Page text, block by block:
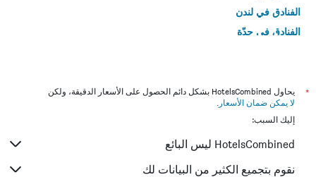
الفنادق في لندن
الفنادق في جدّة
*
يحاول HotelsCombined بشكل دائم الحصول على الأسعار الدقيقة، ولكن
لا يمكن ضمان الأسعار .
إليك السبب:
HotelsCombined ليس البائع
نقوم بتجميع الكثير من البيانات لك